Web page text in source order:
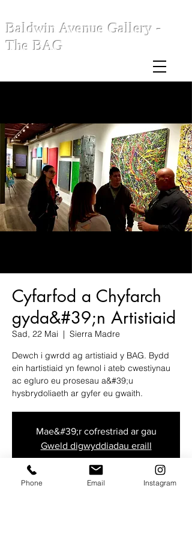
Baldwin Avenue Gallery -
The BAG
Cyfarfod a Chyfarch
gyda&#39;n Artistiaid
Sad, 22 Mai
  |
Sierra Madre
Dewch i gwrdd ag artistiaid y BAG. Bydd
ein hartistiaid yn fewnol i ateb cwestiynau
ac egluro eu prosesau a&#39;u
hysbrydoliaeth ar gyfer eu gwaith.
Mae&#39;r cofrestriad ar gau
Gweld digwyddiadau eraill
Phone Email Instagram